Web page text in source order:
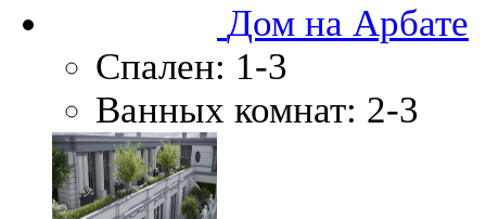
Дом на Арбате
Спален: 1-3
Ванных комнат: 2-3